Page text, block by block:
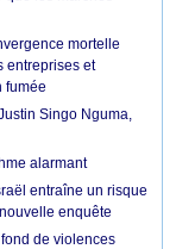
mortelle
entreprises et
fumée
Singo Nguma,
alarmant
entraîne un risque
enquête
de violences